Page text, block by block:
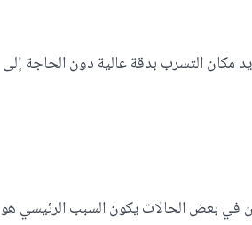
مكان التسرب بدقة عالية دون الحاجة إلى
في بعض الحالات يكون السبب الرئيسي هو